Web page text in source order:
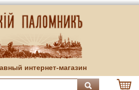
интернет-магазин